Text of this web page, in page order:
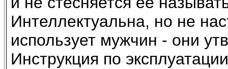
Интеллектуальна, но не
использует мужчин - они
Инструкция по